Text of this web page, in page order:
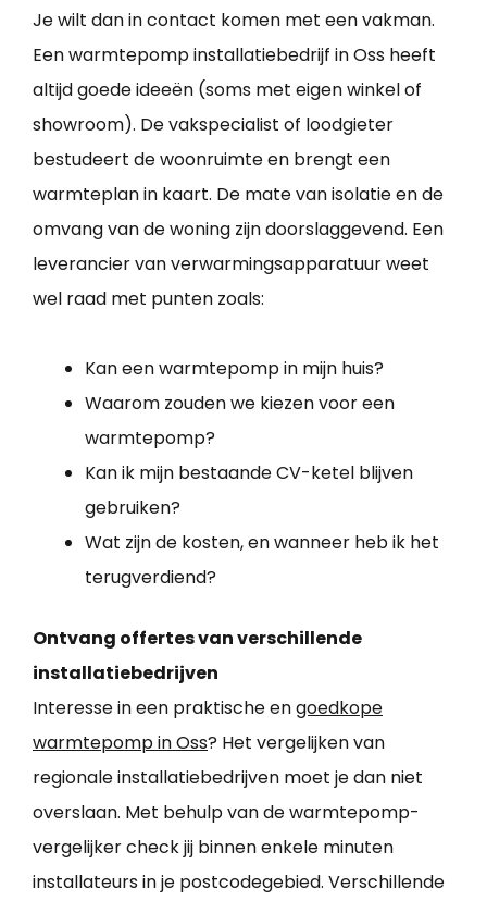
Je wilt dan in contact komen met een vakman.
Een warmtepomp installatiebedrijf in Oss heeft
altijd goede ideeën (soms met eigen winkel of
showroom). De vakspecialist of loodgieter
bestudeert de woonruimte en brengt een
warmteplan in kaart. De mate van isolatie en de
omvang van de woning zijn doorslaggevend. Een
leverancier van verwarmingsapparatuur weet
wel raad met punten zoals:
Kan een warmtepomp in mijn huis?
Waarom zouden we kiezen voor een
warmtepomp?
Kan ik mijn bestaande CV-ketel blijven
gebruiken?
Wat zijn de kosten, en wanneer heb ik het
terugverdiend?
Ontvang offertes van verschillende
installatiebedrijven
Interesse in een praktische engoedkope
warmtepomp in Oss? Het vergelijken van
regionale installatiebedrijven moet je dan niet
overslaan. Met behulp van de warmtepomp-
vergelijker check jij binnen enkele minuten
installateurs in je postcodegebied. Verschillende